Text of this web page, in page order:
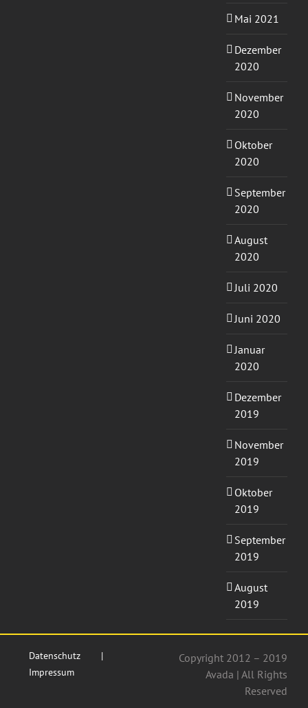
Mai 2021
Dezember
2020
November
2020
Oktober
2020
September
2020
August
2020
Juli 2020
Juni 2020
Januar
2020
Dezember
2019
November
2019
Oktober
2019
September
2019
August
2019
Datenschutz
Impressum
Copyright 2012 – 2019
Avada | All Rights
Reserved